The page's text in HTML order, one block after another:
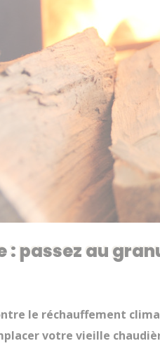
: passez au
le réchauffement
votre vieille